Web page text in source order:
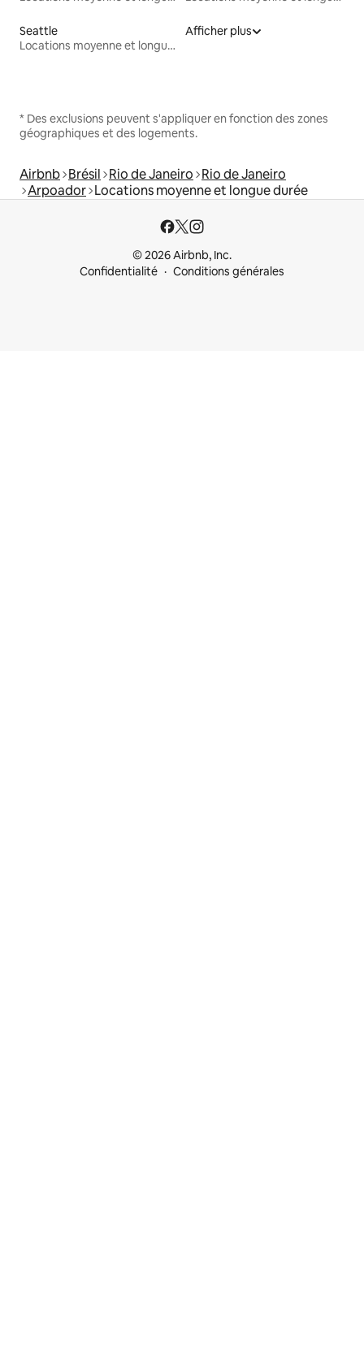
Seattle
Locations moyenne et longue durée
Afficher plus
* Des exclusions peuvent s'appliquer en fonction des zones
géographiques et des logements.
Airbnb Brésil Rio de Janeiro Rio de Janeiro
Arpoador Locations moyenne et longue durée
© 2026 Airbnb, Inc.
Confidentialité
Conditions générales